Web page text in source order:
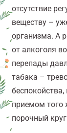
отсутствие
веществу –
организма. А
от алкоголя
перепады
табака –
приемом того
порочный